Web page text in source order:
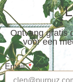
Ontvang gratis
voor een
Email